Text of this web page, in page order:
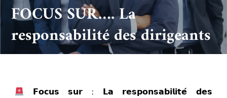
FOCUS SUR…. La
responsabilité des dirigeants
𝗙𝗼𝗰𝘂𝘀 𝘀𝘂𝗿 : 𝗟𝗮 𝗿𝗲𝘀𝗽𝗼𝗻𝘀𝗮𝗯𝗶𝗹𝗶𝘁𝗲́ 𝗱𝗲𝘀